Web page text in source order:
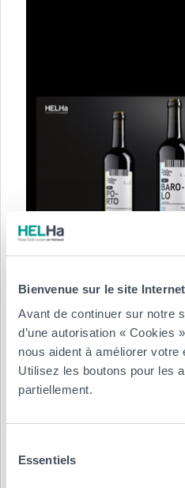
Bienvenue sur le site
Avant de continuer sur notre
d’une autorisation « Cookies
nous aident à améliorer votre
Utilisez les boutons pour les
partiellement.
Essentiels